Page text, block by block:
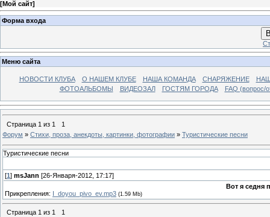
[Мой сайт]
Форма входа
Меню сайта
НОВОСТИ КЛУБА О НАШЕМ КЛУБЕ НАША КОМАНДА СНАРЯЖЕНИЕ
ФОТОАЛЬБОМЫ
ВИДЕОЗАЛ ГОСТЯМ ГОРОДА FAQ (вопрос/
Страница 1 из 1
1
Форум » Стихи, проза, анекдоты, картинки, фотографии » Туристические песни
Туристические песни
[1 ] msJann [26-Января-2012, 17:17]
Вот я седня
Прикрепления:
I_doyou_pivo_ev.mp3 (1.59 Mb)
Страница 1 из 1 1